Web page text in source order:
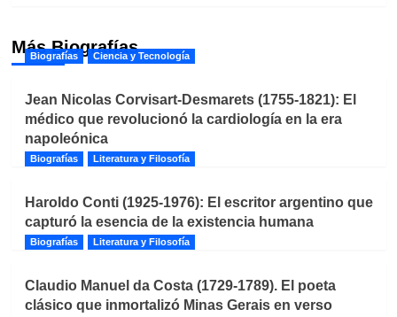
Más Biografías
Biografías Ciencia y Tecnología
Jean Nicolas Corvisart-Desmarets (1755-1821): El
médico que revolucionó la cardiología en la era
napoleónica
Biografías Literatura y Filosofía
Haroldo Conti (1925-1976): El escritor argentino que
capturó la esencia de la existencia humana
Biografías Literatura y Filosofía
Claudio Manuel da Costa (1729-1789). El poeta
clásico que inmortalizó Minas Gerais en verso